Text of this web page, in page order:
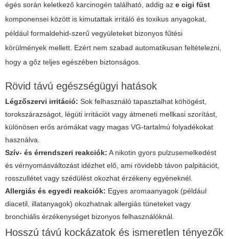
égés során keletkező karcinogén található, addig az e cigi füst
komponensei között is kimutattak irritáló és toxikus anyagokat,
például formaldehid-szerű vegyületeket bizonyos fűtési
körülmények mellett. Ezért nem szabad automatikusan feltételezni,
hogy a gőz teljes egészében biztonságos.
Rövid távú egészségügyi hatások
Légzőszervi irritáció: Sok felhasználó tapasztalhat köhögést,
torokszárazságot, légúti irritációt vagy átmeneti mellkasi szorítást,
különösen erős arómákat vagy magas VG-tartalmú folyadékokat
használva.
Szív- és érrendszeri reakciók: A nikotin gyors pulzusemelkedést
és vérnyomásváltozást idézhet elő, ami rövidebb távon palpitációt,
rosszullétet vagy szédülést okozhat érzékeny egyéneknél.
Allergiás és egyedi reakciók: Egyes aromaanyagok (például
diacetil, illatanyagok) okozhatnak allergiás tüneteket vagy
bronchiális érzékenységet bizonyos felhasználóknál.
Hosszú távú kockázatok és ismeretlen tényezők